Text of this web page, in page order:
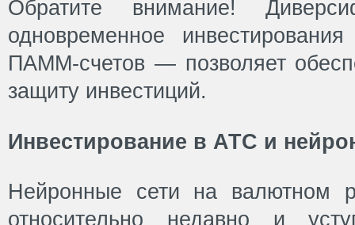
Обратите внимание!
одновременное
ПАММ-счетов — позволяет
защиту инвестиций.
Инвестирование в АТС и
Нейронные сети на валютном
относительно недавно и